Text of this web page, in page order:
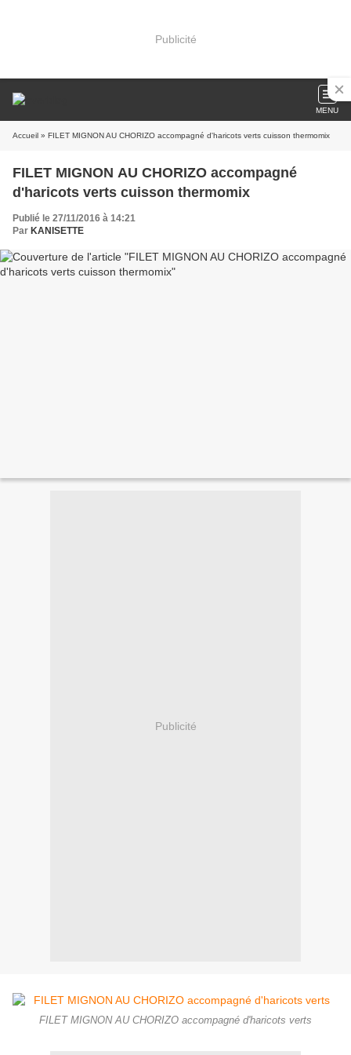
Publicité
MENU
Accueil » FILET MIGNON AU CHORIZO accompagné d'haricots verts cuisson thermomix
FILET MIGNON AU CHORIZO accompagné
d'haricots verts cuisson thermomix
Publié le 27/11/2016 à 14:21
Par KANISETTE
Publicité
FILET MIGNON AU CHORIZO accompagné d'haricots verts